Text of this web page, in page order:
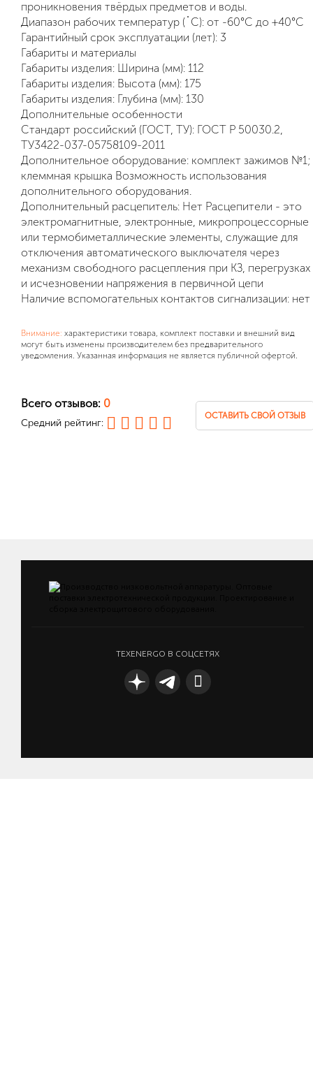
проникновения твёрдых предметов и воды.
Диапазон рабочих температур (˚С): от -60°С до +40°С
Гарантийный срок эксплуатации (лет): 3
Габариты и материалы
Габариты изделия: Ширина (мм): 112
Габариты изделия: Высота (мм): 175
Габариты изделия: Глубина (мм): 130
Дополнительные особенности
Стандарт российский (ГОСТ, ТУ): ГОСТ Р 50030.2,
ТУ3422-037-05758109-2011
Дополнительное оборудование: комплект зажимов №1;
клеммная крышка Возможность использования
дополнительного оборудования.
Дополнительный расцепитель: Нет Расцепители - это
электромагнитные, электронные, микропроцессорные
или термобиметаллические элементы, служащие для
отключения автоматического выключателя через
механизм свободного расцепления при КЗ, перегрузках
и исчезновении напряжения в первичной цепи
Наличие вспомогательных контактов сигнализации: нет
Внимание: характеристики товара, комплект поставки и внешний вид
могут быть изменены производителем без предварительного
уведомления. Указанная информация не является публичной офертой.
Всего отзывов: 0
Средний рейтинг:
ОСТАВИТЬ СВОЙ ОТЗЫВ
TEXENERGO В СОЦСЕТЯХ